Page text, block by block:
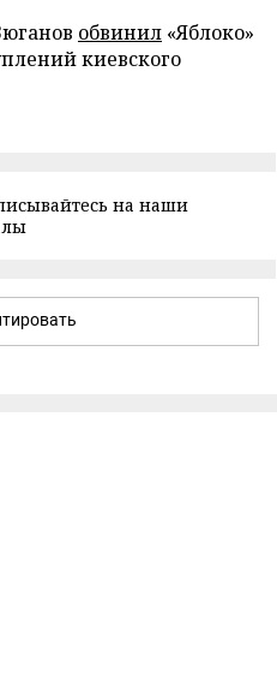
обвинил «Яблоко»
киевского
на наши